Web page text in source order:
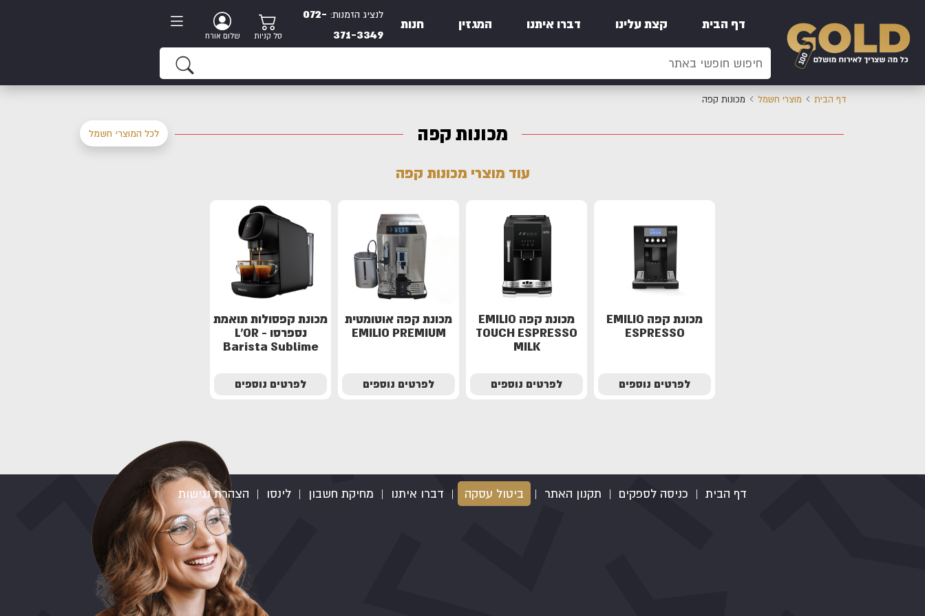
דף הבית קצת עלינו דברו איתנו המגזין חנות
לנציג הזמנות: 072-
371-3349
סל קניות שלום אורח
דף הבית מוצרי חשמל מכונות קפה
מכונות קפה לכל המוצרי חשמל
עוד מוצרי מכונות קפה
מכונת קפה EMILIO
ESPRESSO
לפרטים נוספים
מכונת קפה EMILIO
TOUCH ESPRESSO
MILK
לפרטים נוספים
מכונת קפה אוטומטית
EMILIO PREMIUM
לפרטים נוספים
מכונת קפסולות תואמת
נספרסו - L'OR
Barista Sublime
לפרטים נוספים
דף הבית | כניסה לספקים | תקנון האתר | ביטול עסקה | דברו איתנו | מחיקת חשבון | לינסו | הצהרת נגישות